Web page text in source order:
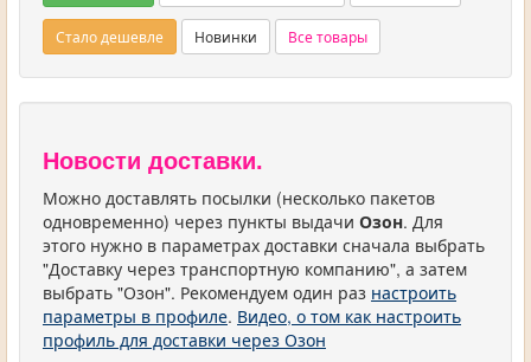
Стало дешевле Новинки Все товары
Новости доставки.
Можно доставлять посылки (несколько пакетов
одновременно) через пункты выдачи Озон. Для
этого нужно в параметрах доставки сначала выбрать
"Доставку через транспортную компанию", а затем
выбрать "Озон". Рекомендуем один раз настроить
параметры в профиле. Видео, о том как настроить
профиль для доставки через Озон